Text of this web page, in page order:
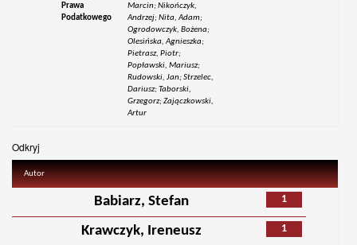
Prawa
Podatkowego
Marcin; Nikończyk,
Andrzej; Nita, Adam;
Ogrodowczyk, Bożena;
Olesińska, Agnieszka;
Pietrasz, Piotr;
Popławski, Mariusz;
Rudowski, Jan; Strzelec,
Dariusz; Taborski,
Grzegorz; Zajączkowski,
Artur
Odkryj
Autor
1
Babiarz, Stefan
1
Krawczyk, Ireneusz